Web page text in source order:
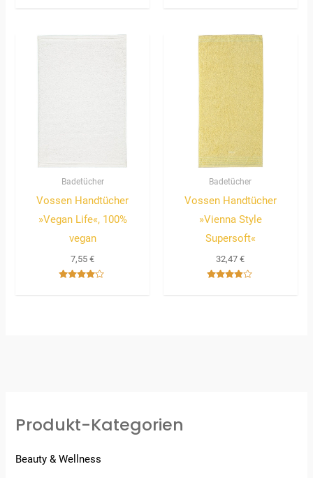
Badetücher
Vossen Handtücher
»Vegan Life«, 100%
vegan
7,55€
Badetücher
Vossen Handtücher
»Vienna Style
Supersoft«
32,47€
Produkt-Kategorien
Beauty & Wellness